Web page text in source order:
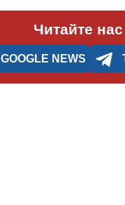
Читайте нас
GOOGLE NEWS